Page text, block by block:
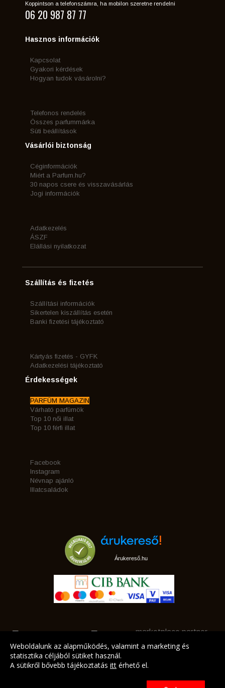
Koppintson a telefonszámra, ha mobilon szeretne rendelni
06 20 987 87 77
Hasznos információk
Kapcsolat
Gyakori kérdések
Hogyan tudok vásárolni?
Telefonos rendelés
Összes parfummárka
Süti beállítások
Vásárlói biztonság
Céginformációk
Miért a Parfum.hu?
30 napos csere és visszavásárlás
Jogi információk
Adatkezelés
ÁSZF
Elállási nyilatkozat
Szállítás és fizetés
Szállítási információk
Sikertelen kiszállítás esetén
Banki fizetési tájékoztató
Kártyás fizetés - GYFK
Adatkezelési tájékoztató
Érdekességek
PARFÜM MAGAZIN
Várható parfümök
Top 10 női illat
Top 10 férfi illat
Facebook
Instagram
Névnap ajánló
Illatcsaládok
Árukereső.hu
marketplace partner
Weboldalunk az alapműködés, valamint a marketing és
statisztika céljából sütiket használ.
A sütikről bővebb tájékoztatás itt érhető el.